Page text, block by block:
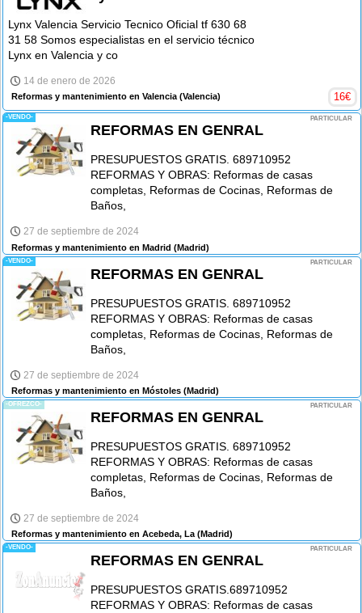
Lynx Valencia Servicio Tecnico Oficial tf 630 68
31 58 Somos especialistas en el servicio técnico
Lynx en Valencia y co
14 de enero de 2026
Reformas y mantenimiento en Valencia (Valencia) 16€
-VENDO- PARTICULAR
REFORMAS EN GENRAL
PRESUPUESTOS GRATIS. 689710952
REFORMAS Y OBRAS: Reformas de casas
completas, Reformas de Cocinas, Reformas de
Baños,
27 de septiembre de 2024
Reformas y mantenimiento en Madrid (Madrid)
-VENDO- PARTICULAR
REFORMAS EN GENRAL
PRESUPUESTOS GRATIS. 689710952
REFORMAS Y OBRAS: Reformas de casas
completas, Reformas de Cocinas, Reformas de
Baños,
27 de septiembre de 2024
Reformas y mantenimiento en Móstoles (Madrid)
-OFREZCO- PARTICULAR
REFORMAS EN GENRAL
PRESUPUESTOS GRATIS. 689710952
REFORMAS Y OBRAS: Reformas de casas
completas, Reformas de Cocinas, Reformas de
Baños,
27 de septiembre de 2024
Reformas y mantenimiento en Acebeda, La(Madrid)
-VENDO- PARTICULAR
REFORMAS EN GENRAL
PRESUPUESTOS GRATIS.689710952
REFORMAS Y OBRAS: Reformas de casas